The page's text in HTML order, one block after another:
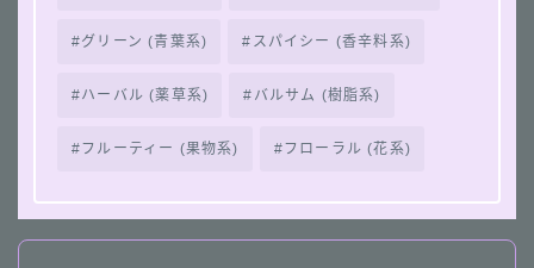
グリーン (青葉系) スパイシー (香辛料系)
ハーバル (薬草系) バルサム (樹脂系)
フルーティー (果物系) フローラル (花系)